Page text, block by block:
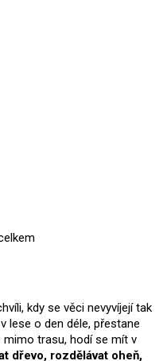
kdy se věci nevyvíjejí tak
lese o den déle, přestane
trasu, hodí se mít v
dřevo, rozdělávat oheň,